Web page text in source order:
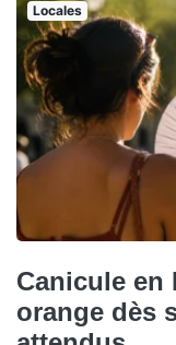
Locales
Canicule en
orange dès